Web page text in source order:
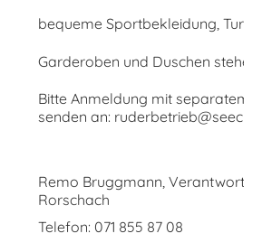
bequeme Sportbekleidung,
Garderoben und Duschen
Bitte Anmeldung mit separatem
senden an:
Remo Bruggmann,
Rorschach
Telefon: 071 855 87 08